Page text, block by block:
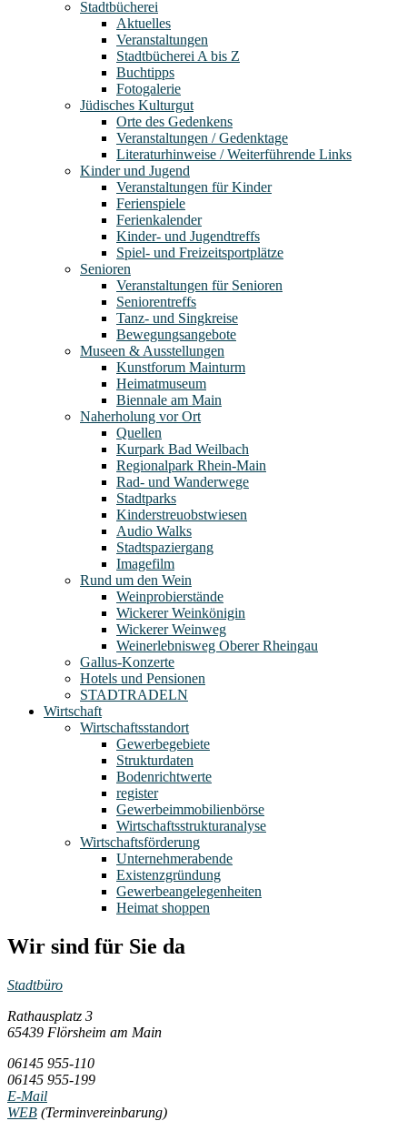
Stadtbücherei
Aktuelles
Veranstaltungen
Stadtbücherei A bis Z
Buchtipps
Fotogalerie
Jüdisches Kulturgut
Orte des Gedenkens
Veranstaltungen / Gedenktage
Literaturhinweise / Weiterführende Links
Kinder und Jugend
Veranstaltungen für Kinder
Ferienspiele
Ferienkalender
Kinder- und Jugendtreffs
Spiel- und Freizeitsportplätze
Senioren
Veranstaltungen für Senioren
Seniorentreffs
Tanz- und Singkreise
Bewegungsangebote
Museen & Ausstellungen
Kunstforum Mainturm
Heimatmuseum
Biennale am Main
Naherholung vor Ort
Quellen
Kurpark Bad Weilbach
Regionalpark Rhein-Main
Rad- und Wanderwege
Stadtparks
Kinderstreuobstwiesen
Audio Walks
Stadtspaziergang
Imagefilm
Rund um den Wein
Weinprobierstände
Wickerer Weinkönigin
Wickerer Weinweg
Weinerlebnisweg Oberer Rheingau
Gallus-Konzerte
Hotels und Pensionen
STADTRADELN
Wirtschaft
Wirtschaftsstandort
Gewerbegebiete
Strukturdaten
Bodenrichtwerte
register
Gewerbeimmobilienbörse
Wirtschaftsstrukturanalyse
Wirtschaftsförderung
Unternehmerabende
Existenzgründung
Gewerbeangelegenheiten
Heimat shoppen
Wir sind für Sie da
Stadtbüro
Rathausplatz 3
65439 Flörsheim am Main
06145 955-110
06145 955-199
E-Mail
WEB (Terminvereinbarung)